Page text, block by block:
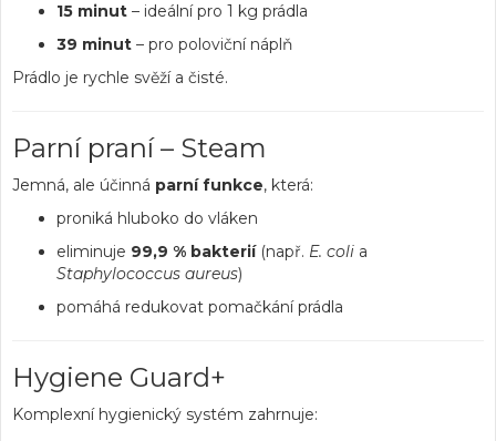
15 minut – ideální pro 1 kg prádla
39 minut – pro poloviční náplň
Prádlo je rychle svěží a čisté.
Parní praní – Steam
Jemná, ale účinná parní funkce, která:
proniká hluboko do vláken
eliminuje 99,9 % bakterií(např. E. coli a
Staphylococcus aureus)
pomáhá redukovat pomačkání prádla
Hygiene Guard+
Komplexní hygienický systém zahrnuje: